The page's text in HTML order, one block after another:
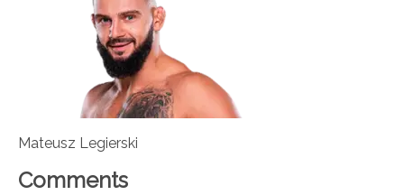
Mateusz Legierski
Comments